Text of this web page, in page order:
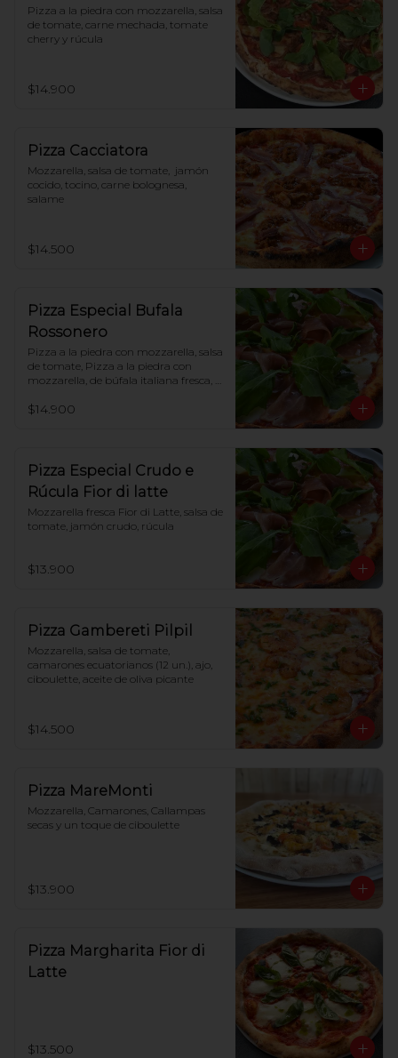
Pizza a la piedra con mozzarella, salsa
de tomate, carne mechada, tomate
cherry y rúcula
$14.900
Pizza Cacciatora
Mozzarella, salsa de tomate,  jamón
cocido, tocino, carne bolognesa,
salame
$14.500
Pizza Especial Bufala
Rossonero
Pizza a la piedra con mozzarella, salsa
de tomate, Pizza a la piedra con
mozzarella, de búfala italiana fresca,
$14.900
Pizza Especial Crudo e
Rúcula Fior di latte
Mozzarella fresca Fior di Latte, salsa de
tomate, jamón crudo, rúcula
$13.900
Pizza Gambereti Pilpil
Mozzarella, salsa de tomate,
camarones ecuatorianos (12 un.), ajo,
ciboulette, aceite de oliva picante
$14.500
Pizza MareMonti
Mozzarella, Camarones, Callampas
secas y un toque de ciboulette
$13.900
Pizza Margharita Fior di
Latte
$13.500